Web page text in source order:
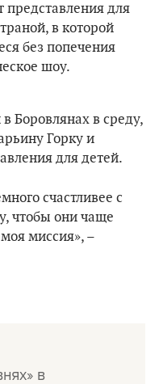
представления для
в которой
без попечения
шоу.
Боровлянах в среду,
Горку и
для детей.
счастливее с
чтобы они чаще
миссия», –
в